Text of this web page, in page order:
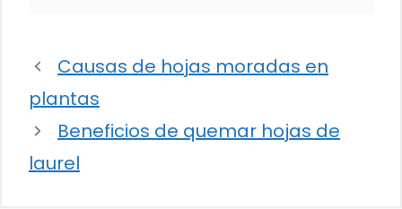
Causas de hojas moradas en
plantas
Beneficios de quemar hojas de
laurel